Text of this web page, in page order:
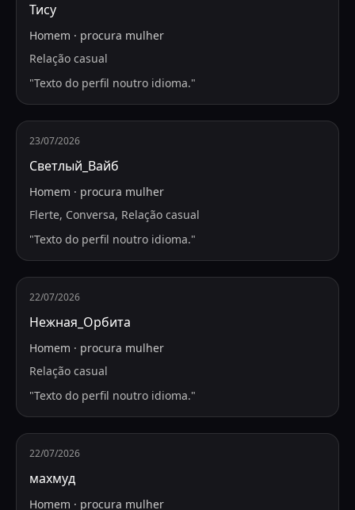
Тису
Homem · procura mulher
Relação casual
"Texto do perfil noutro idioma."
23/07/2026
Светлый_Вайб
Homem · procura mulher
Flerte, Conversa, Relação casual
"Texto do perfil noutro idioma."
22/07/2026
Нежная_Орбита
Homem · procura mulher
Relação casual
"Texto do perfil noutro idioma."
22/07/2026
махмуд
Homem · procura mulher